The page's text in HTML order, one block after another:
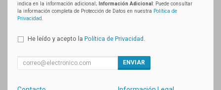
indica en la información adicional;
Información Adicional : Puede consultar
la información completa de Protección de Datos en nuestra Política de
Privacidad
He leído y acepto la Política de Privacidad
ENVIAR